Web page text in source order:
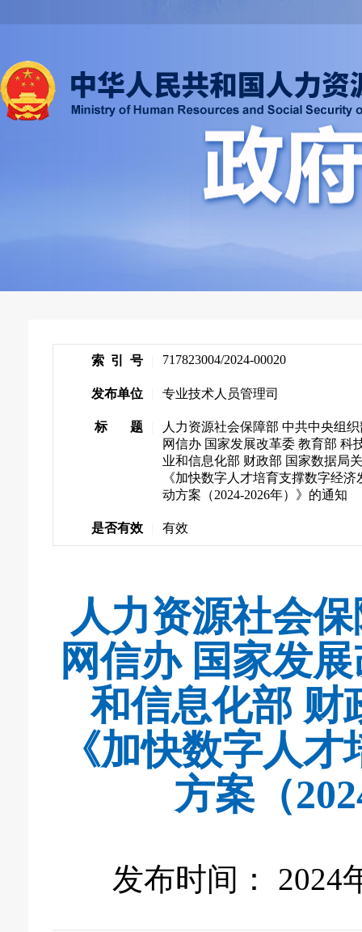
索 引 号 717823004/2024-00020
发布单位 专业技术人员管理司
标 题
人力资源社会保障部 中共中央组
网信办 国家发展改革委 教育部 科
业和信息化部 财政部 国家数据局
《加快数字人才培育支撑数字经济
动方案（2024-2026年）》的通知
是否有效 有效
人力资源社会
网信办 国家发
和信息化部 财
《加快数字人
方案（
发布时间： 2024